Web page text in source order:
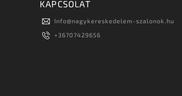
KAPCSOLAT
Info@nagykereskedelem-szalonok.hu
+36707429656